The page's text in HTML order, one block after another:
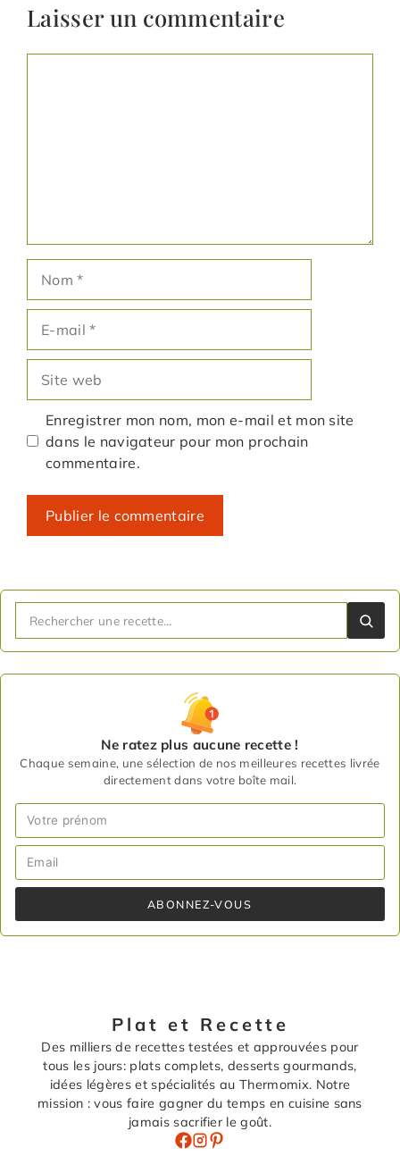
Laisser un commentaire
mail
web
Enregistrer mon nom, mon e-mail et mon site
dans le navigateur pour mon prochain
commentaire.
Ne ratez plus aucune recette !
Chaque semaine, une sélection de nos meilleures recettes livrée
directement dans votre boîte mail.
ABONNEZ-VOUS
Plat et Recette
Des milliers de recettes testées et approuvées pour
tous les jours: plats complets, desserts gourmands,
idées légères et spécialités au Thermomix. Notre
mission : vous faire gagner du temps en cuisine sans
jamais sacrifier le goût.